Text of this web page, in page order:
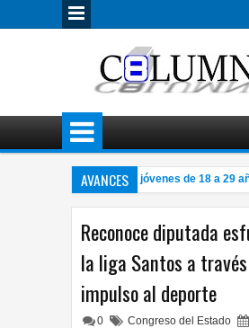
AVANCES
Sedena vacantes para jóvenes de 18 a 29
Reconoce diputada
la liga Santos a
impulso al deporte
0 Congreso del Estado